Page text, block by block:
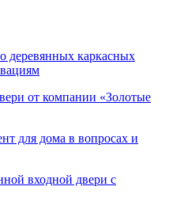
деревянных каркасных
от компании «Золотые
для дома в вопросах и
входной двери с